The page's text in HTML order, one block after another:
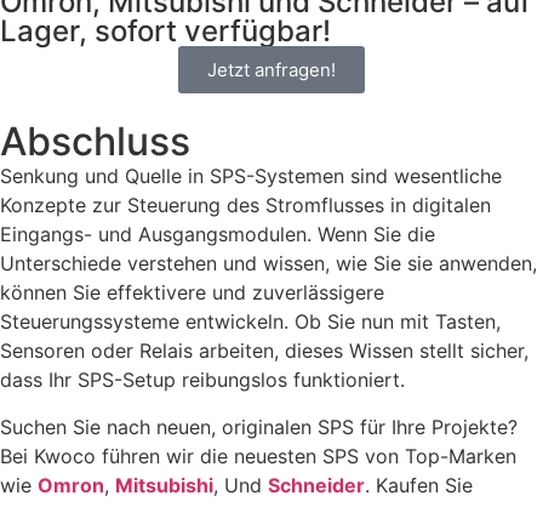
Lager, sofort verfügbar!
Jetzt anfragen!
Abschluss
Senkung und Quelle in SPS-Systemen sind wesentliche
Konzepte zur Steuerung des Stromflusses in digitalen
Eingangs- und Ausgangsmodulen. Wenn Sie die
Unterschiede verstehen und wissen, wie Sie sie anwenden,
können Sie effektivere und zuverlässigere
Steuerungssysteme entwickeln. Ob Sie nun mit Tasten,
Sensoren oder Relais arbeiten, dieses Wissen stellt sicher,
dass Ihr SPS-Setup reibungslos funktioniert.
Suchen Sie nach neuen, originalen SPS für Ihre Projekte?
Bei Kwoco führen wir die neuesten SPS von Top-Marken
wie Omron, Mitsubishi, Und Schneider. Kaufen Sie